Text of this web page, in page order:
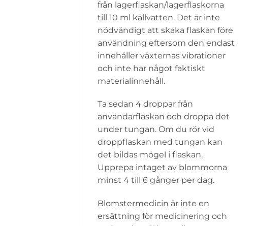
från lagerflaskan/lagerflaskorna
till 10 ml källvatten. Det är inte
nödvändigt att skaka flaskan före
användning eftersom den endast
innehåller växternas vibrationer
och inte har något faktiskt
materialinnehåll.
Ta sedan 4 droppar från
användarflaskan och droppa det
under tungan. Om du rör vid
droppflaskan med tungan kan
det bildas mögel i flaskan.
Upprepa intaget av blommorna
minst 4 till 6 gånger per dag.
Blomstermedicin är inte en
ersättning för medicinering och